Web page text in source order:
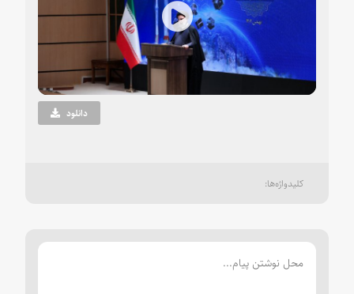
Play
Video دانلود